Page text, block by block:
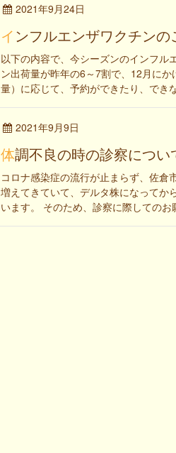
2021年9月24日
インフルエンザワクチン
以下の内容で、今シーズンのインフル
ン出荷量が昨年の6～7割で、12月に
量）に応じて、予約ができたり、でき
2021年9月9日
体調不良の時の診察につい
コロナ感染症の流行が止まらず、佐倉
増えてきていて、デルタ株になって
います。 そのため、診察に際しての